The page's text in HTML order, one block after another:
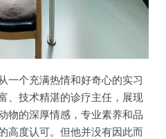
一个充满热情和好奇心的实习
、技术精湛的诊疗主任，展现
物的深厚情感，专业素养和品
高度认可。但他并没有因此而